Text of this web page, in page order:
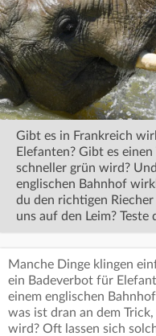
Gibt es in Frankreich
Elefanten? Gibt es
schneller grün wird?
englischen Bahnhof
du den richtigen
uns auf den Leim? Teste
Manche Dinge klingen
ein Badeverbot für
einem englischen
was ist dran an dem
wird? Oft lassen sich